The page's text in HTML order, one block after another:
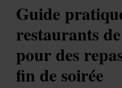
Guide
restaurants
pour des
fin de soirée